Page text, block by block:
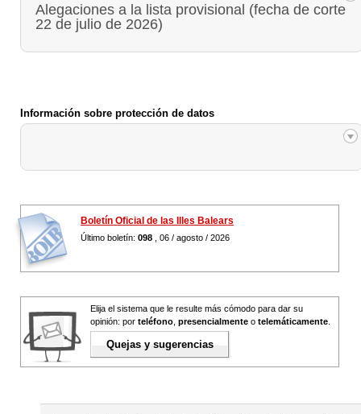
Alegaciones a la lista provisional (fecha de corte
22 de julio de 2026)
Información sobre protección de datos
Boletín Oficial de las Illes Balears
Último boletín: 098 , 06 / agosto / 2026
Elija el sistema que le resulte más cómodo para dar su
opinión: por teléfono presencialmente o telemáticamente
Quejas y sugerencias